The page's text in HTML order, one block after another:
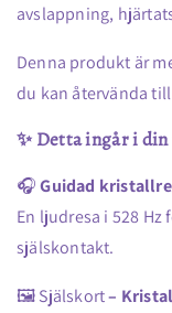
avslappning,
Denna produkt är
du kan återvända
✨ Detta ingår i
🎧Guidad
En ljudresa i 528
själskontakt.
🖼️ Själskort–